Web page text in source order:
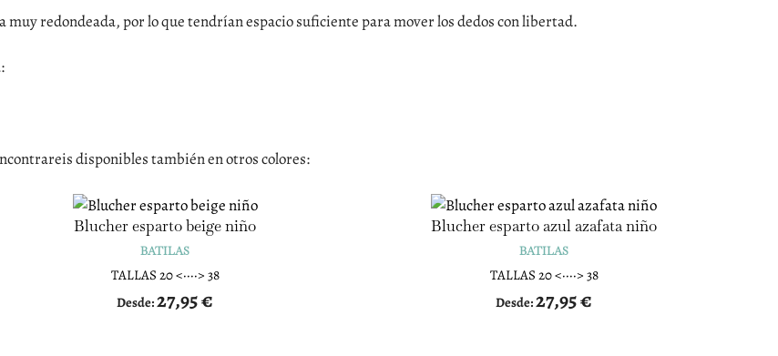
redondeada, por lo que tendrían espacio suficiente para mover los dedos con libertad.
disponibles también en otros colores:
Blucher esparto beige niño
BATILAS
TALLAS 20 <····> 38
Desde:27,95€
Blucher esparto azul azafata niño
BATILAS
TALLAS 20 <····> 38
Desde:27,95€